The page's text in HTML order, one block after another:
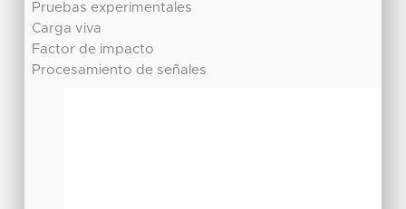
Pruebas experimentales
Carga viva
Factor de impacto
Procesamiento de señales